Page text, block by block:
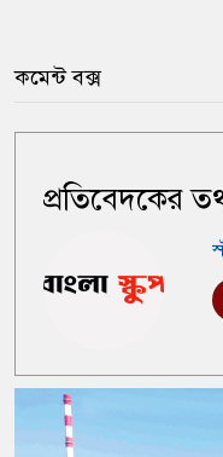
কমেন্ট বক্স
প্রতিবেদকের